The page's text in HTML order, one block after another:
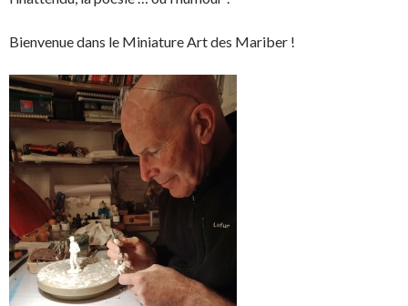
Bienvenue dans le Miniature Art des Mariber !